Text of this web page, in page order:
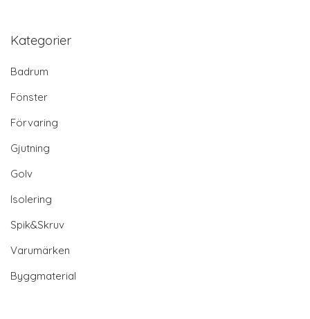
Kategorier
Badrum
Fönster
Förvaring
Gjutning
Golv
Isolering
Spik&Skruv
Varumärken
Byggmaterial